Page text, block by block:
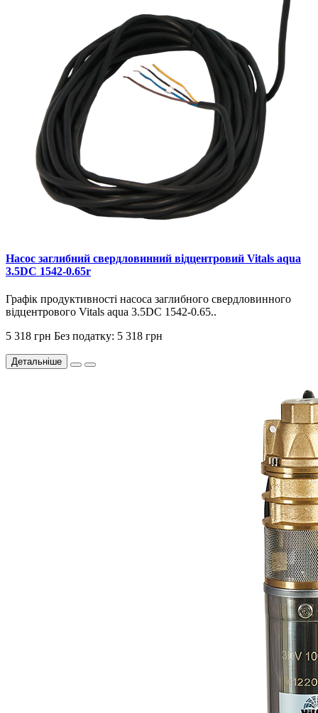
Насос заглибний свердловинний відцентровий Vitals aqua
3.5DC 1542-0.65r
Графік продуктивності насоса заглибного свердловинного
відцентрового Vitals aqua 3.5DC 1542-0.65..
5 318 грн Без податку: 5 318 грн
Детальніше